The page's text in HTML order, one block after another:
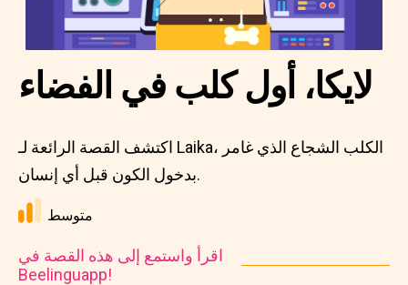
لايكا، أول كلب في الفضاء
اكتشف القصة الرائعة لـ Laika، الكلب الشجاع الذي غامر
بدخول الكون قبل أي إنسان.
متوسط
اقرأ واستمع إلى هذه القصة في
Beelinguapp!